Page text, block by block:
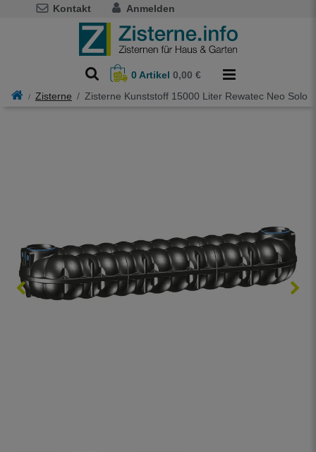
Kontakt Anmelden
0Artikel 0,00 €
Zisterne
Zisterne Kunststoff 15000 Liter Rewatec Neo Solo